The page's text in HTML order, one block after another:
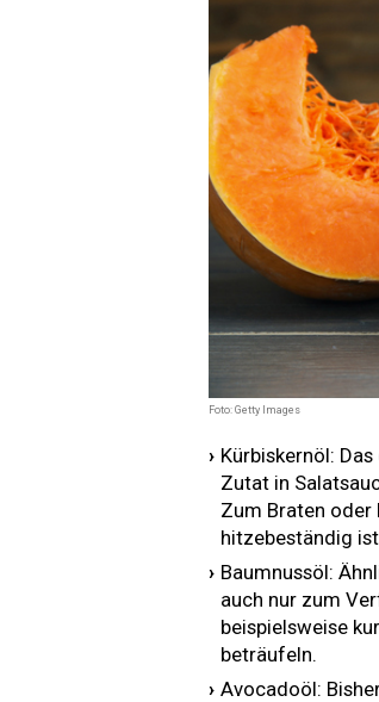
Foto: Getty Images
Kürbiskernöl:
Zutat in
Zum Braten oder
hitzebeständig
Baumnussöl:
auch nur zum
beispielsweise
beträufeln.
Avocadoöl: